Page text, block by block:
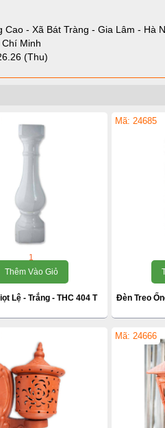
- Xã Bát Tràng - Gia Lâm - Hà
Minh
(Thu)
1
Thêm Vào Giỏ
Lệ - Trắng - THC 404 T
Mã: 24685
Đèn Treo
Mã: 24666